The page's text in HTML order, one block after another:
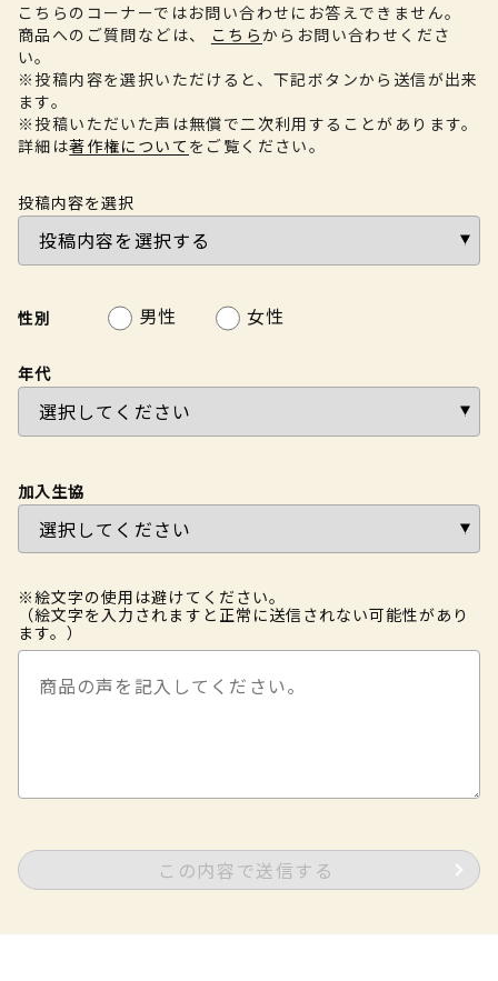
こちらのコーナーではお問い合わせにお答えできません。
商品へのご質問などは、
こちらからお問い合わせくださ
い。
※投稿内容を選択いただけると、下記ボタンから送信が出来
ます。
※投稿いただいた声は無償で二次利用することがあります。
詳細は著作権について をご覧ください。
投稿内容を選択
性別 男性 女性
年代
加入生協
※絵文字の使用は避けてください。
（絵文字を入力されますと正常に送信されない可能性があり
ます。）
この内容で送信する